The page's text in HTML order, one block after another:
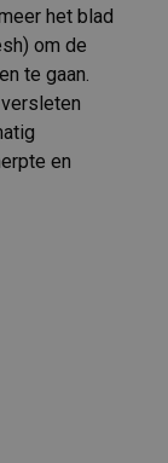
het blad
om de
te gaan.
en